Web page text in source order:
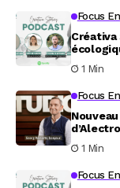
Focus
1 Min
Focus
1 Min
Focus